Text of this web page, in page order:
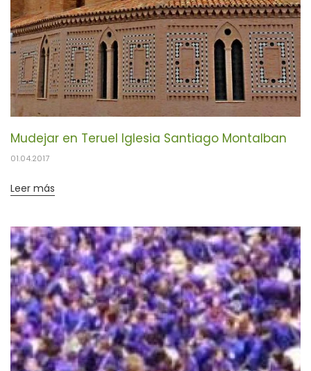
Mudejar en Teruel Iglesia Santiago Montalban
01.04.2017
Leer más